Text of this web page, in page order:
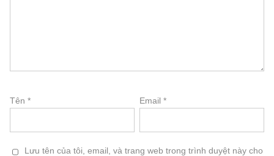
Tên * Email*
Lưu tên của tôi, email, và trang web trong trình duyệt này cho